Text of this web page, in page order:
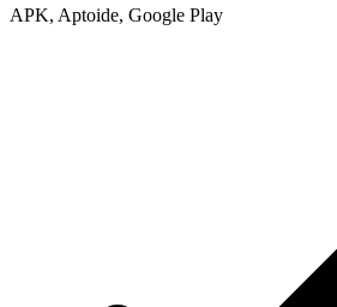
APK, Aptoide, Google Play